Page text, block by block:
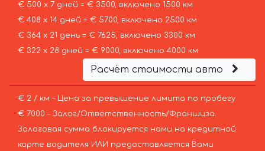
€ 500 х 7 дней = € 3500, включено 1500 км
€ 408 х 14 дней = € 5700, включено 2500 км
€ 364 х 21 день = € 7625, включено 3300 км
€ 322 х 28 дней = € 9000, включено 4000 км
Расчёт стоимости авто
€ 2 / км – Цена за превышение лимита по пробегу
€ 7000 – Залог/Ответственность/Франшиза.
Залоговая сумма блокируется нами на кредитной
карте водителя ИЛИ предоставляется Вами